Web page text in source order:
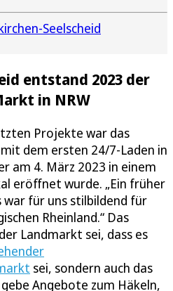
Seelscheid
entstand 2023 der
in NRW
Projekte war das
mit dem ersten 24/7-Laden in
am 4. März 2023 in einem
eröffnet wurde. „Ein früher
war für uns stilbildend für
Rheinland.“ Das
Landmarkt sei, dass es
sei, sondern auch das
Angebote zum Häkeln,